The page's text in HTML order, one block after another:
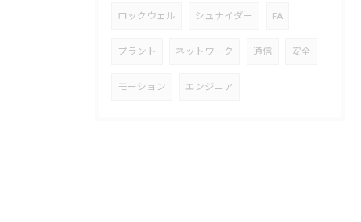
ロックウェル シュナイダー FA
プラント ネットワーク 通信 安全
モーション エンジニア